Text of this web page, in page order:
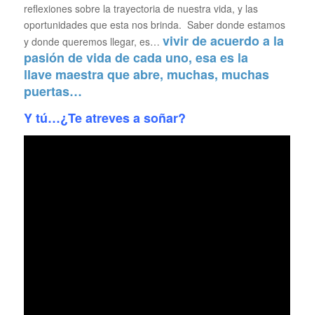
reflexiones sobre la trayectoria de nuestra vida, y las
oportunidades que esta nos brinda. Saber donde estamos
y donde queremos llegar, es… vivir de acuerdo a la
pasión de vida de cada uno, esa es la
llave maestra que abre, muchas, muchas
puertas…
Y tú…¿Te atreves a soñar?